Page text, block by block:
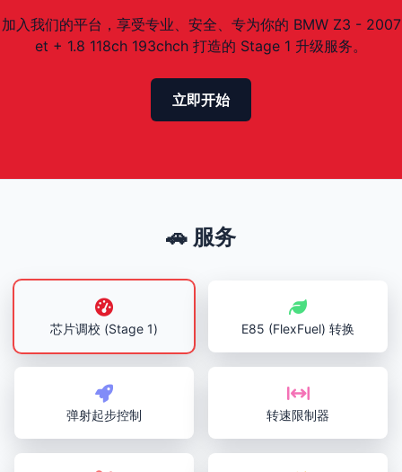
加入我们的平台，享受专业、安全、专为你的 BMW Z3 - 2007
et + 1.8 118ch 193chch 打造的 Stage 1 升级服务。
立即开始
🚗 服务
芯片调校 (Stage 1) E85 (FlexFuel) 转换
弹射起步控制 转速限制器